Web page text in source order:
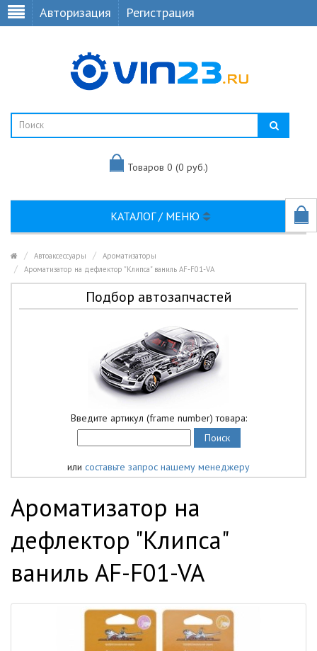
Авторизация Регистрация
Товаров 0 (0 руб.)
КАТАЛОГ / МЕНЮ
Автоаксессуары
Ароматизаторы
Ароматизатор на дефлектор "Клипса" ваниль AF-F01-VA
Подбор автозапчастей
Введите артикул (frame number) товара:
или составьте запрос нашему менеджеру
Ароматизатор на
дефлектор "Клипса"
ваниль AF-F01-VA